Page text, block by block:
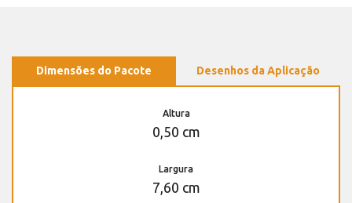
Dimensões do Pacote Desenhos da Aplicação
Altura
0,50 cm
Largura
7,60 cm